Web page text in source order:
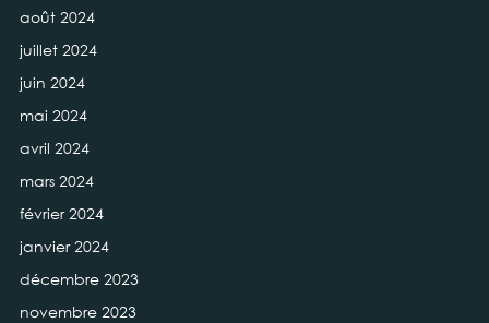
août 2024
juillet 2024
juin 2024
mai 2024
avril 2024
mars 2024
février 2024
janvier 2024
décembre 2023
novembre 2023